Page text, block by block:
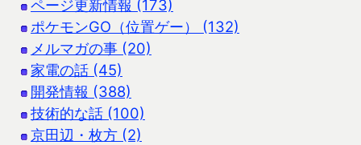
ページ更新情報 (173)
ポケモンGO（位置ゲー） (132)
メルマガの事 (20)
家電の話 (45)
開発情報 (388)
技術的な話 (100)
京田辺・枚方 (2)